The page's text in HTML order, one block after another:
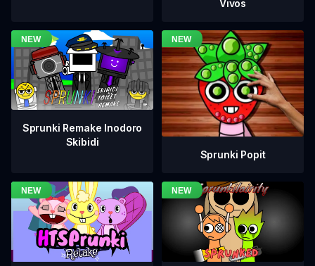
Vivos
Sprunki Remake Inodoro
Skibidi
Sprunki Popit